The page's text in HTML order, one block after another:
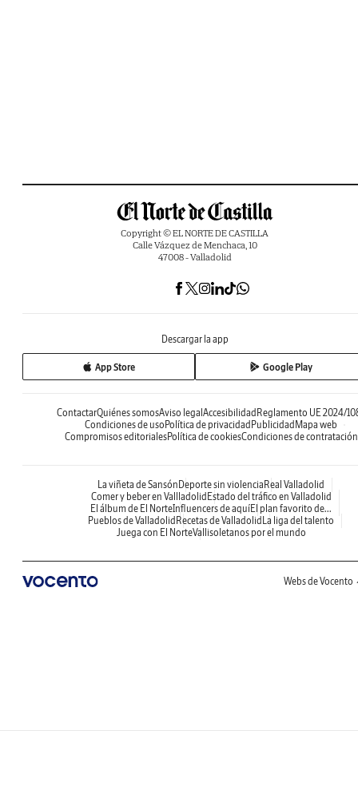
Copyright © EL NORTE DE CASTILLA
Calle Vázquez de Menchaca, 10
47008 - Valladolid
Descargar la app
App Store Google Play
ContactarQuiénes somosAviso legal Accesibilidad Reglamento UE 2024/
Condiciones de uso Política de privacidad Publicidad Mapa web
Compromisos editorialesPolítica de cookiesCondiciones de contratación
La viñeta de Sansón Deporte sin violencia Real Valladolid
Comer y beber en Vallladolid Estado del tráfico en Valladolid
El álbum de El NorteInfluencers de aquíEl plan favorito de...
Pueblos de Valladolid Recetas de Valladolid La liga del talento
Juega con El NorteVallisoletanos por el mundo
Webs de Vocento